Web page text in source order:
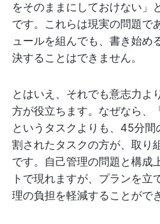
をそのままにしておけない」
です。これらは現実の問題で
ュールを組んでも、書き始め
決することはできません。
とはいえ、それでも意志力よ
方が役立ちます。なぜなら、
というタスクよりも、45分間
割されたタスクの方が、取り
です。自己管理の問題と構成
トで現れますが、プランを立
理の負担を軽減することがで